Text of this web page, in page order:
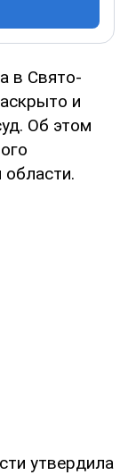
в Свято-
и
Об этом
утвердила